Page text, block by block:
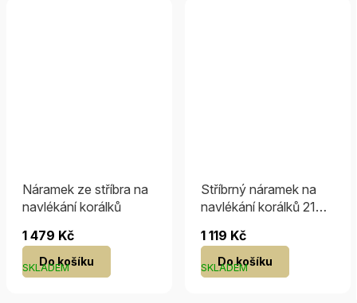
Náramek ze stříbra na
navlékání korálků
SKLADEM
1 479 Kč
Do košíku
Stříbrný náramek na
navlékání korálků 21
SKLADEM
1 119 Kč
Do košíku